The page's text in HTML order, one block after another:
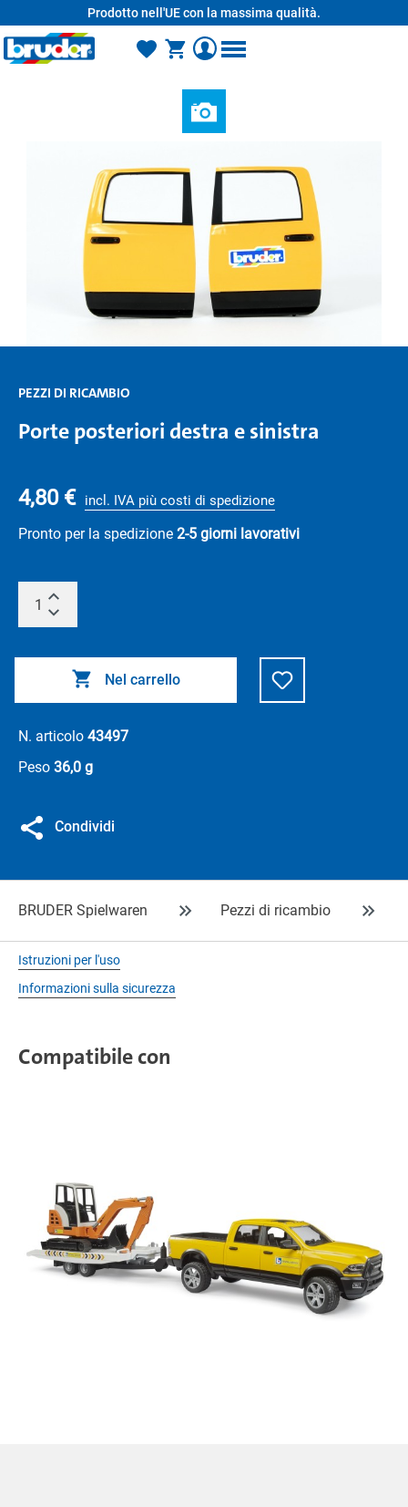
Prodotto nell'UE con la massima qualità.
PEZZI DI RICAMBIO
Porte posteriori destra e sinistra
4,80 € incl. IVA più costi di spedizione
Pronto per la spedizione 2-5 giorni lavorativi
Nel carrello
N. articolo 43497
Peso 36,0 g
Condividi
BRUDER Spielwaren Pezzi di ricambio
Istruzioni per l'uso
Informazioni sulla sicurezza
Compatibile con